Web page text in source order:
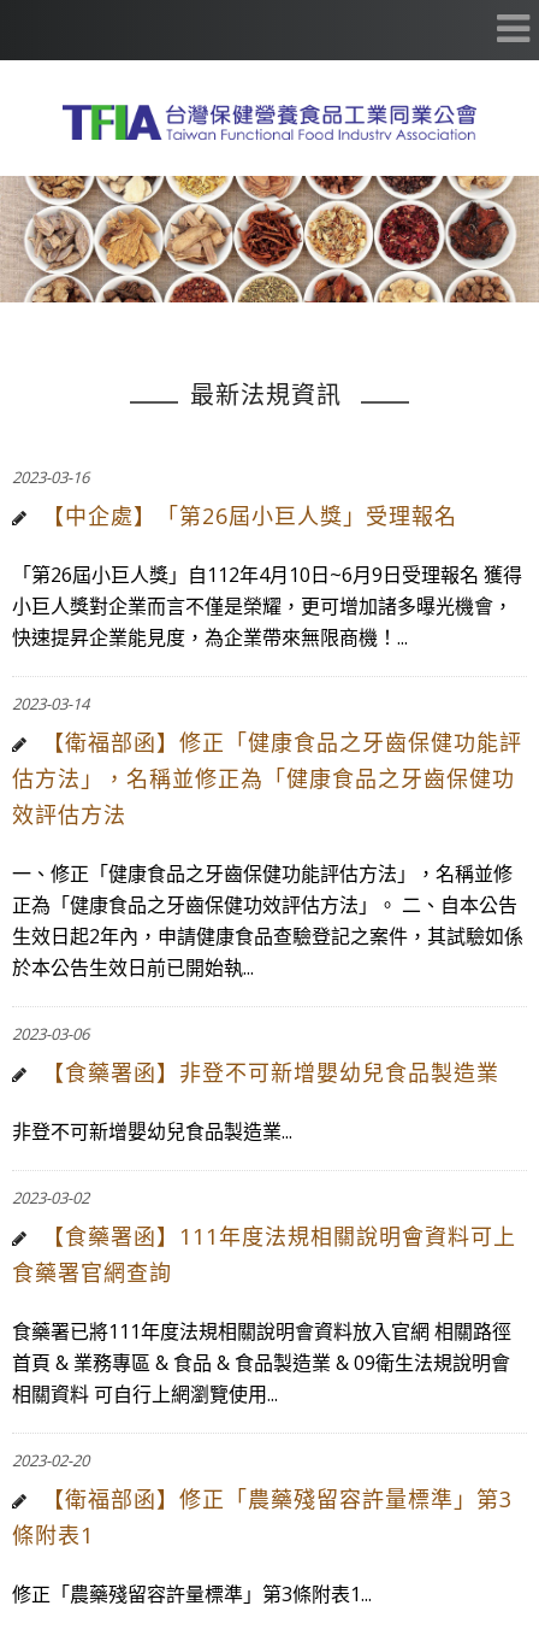
最新法規資訊
2023-03-16
【中企處】「第26屆小巨人獎」受理報名
「第26屆小巨人獎」自112年4月10日~6月9日受理報名 獲得
小巨人獎對企業而言不僅是榮耀，更可增加諸多曝光機會，
快速提昇企業能見度，為企業帶來無限商機！...
2023-03-14
【衛福部函】修正「健康食品之牙齒保健功能評
估方法」，名稱並修正為「健康食品之牙齒保健功
效評估方法
一、修正「健康食品之牙齒保健功能評估方法」，名稱並修
正為「健康食品之牙齒保健功效評估方法」。 二、自本公告
生效日起2年內，申請健康食品查驗登記之案件，其試驗如係
於本公告生效日前已開始執...
2023-03-06
【食藥署函】非登不可新增嬰幼兒食品製造業
非登不可新增嬰幼兒食品製造業...
2023-03-02
【食藥署函】111年度法規相關說明會資料可上
食藥署官網查詢
食藥署已將111年度法規相關說明會資料放入官網 相關路徑
首頁 & 業務專區 & 食品 & 食品製造業 & 09衛生法規說明會
相關資料 可自行上網瀏覽使用...
2023-02-20
【衛福部函】修正「農藥殘留容許量標準」第3
條附表1
修正「農藥殘留容許量標準」第3條附表1...